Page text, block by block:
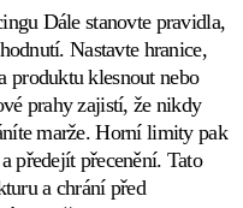
Dále stanovte pravidla,
Nastavte hranice,
produktu klesnout nebo
prahy zajistí, že nikdy
marže. Horní limity pak
předejít přecenění. Tato
a chrání před